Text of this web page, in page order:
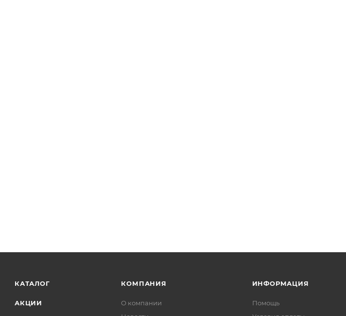
КАТАЛОГ
АКЦИИ
КОМПАНИЯ
О компании
ИНФОРМАЦИЯ
Помощь